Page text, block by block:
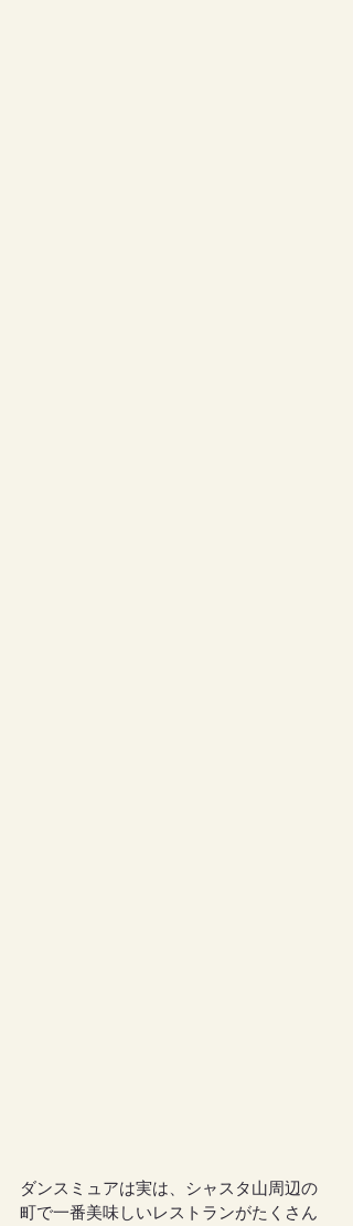
ダンスミュアは実は、シャスタ山周辺の
町で一番美味しいレストランがたくさん